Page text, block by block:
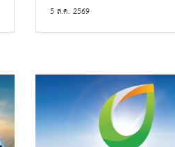
5 ส.ค. 2569